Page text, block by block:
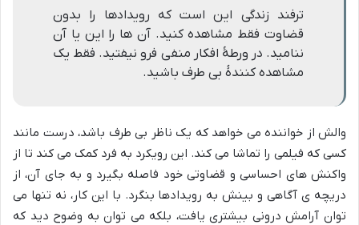
ترفند زندگی این است که رویدادها را بدون
قضاوت فقط مشاهده کنید. آن ها را این یا آن
ننامید. در ورطۀ افکار منفی فرو نیفتید. فقط یک
مشاهده کنندۀ بی طرف باشید.
والش از خواننده می خواهد که یک ناظر بی طرف باشد، درست مانند
کسی که فیلمی را تماشا می کند. این رویکرد به فرد کمک می کند تا از
واکنش های احساسی و قضاوتی خود فاصله بگیرد و به جای آن، از
دریچه ی آگاهی و بینش به رویدادها بنگرد. با این کار، نه تنها می
توان آرامش درونی بیشتری یافت، بلکه می توان به وضوح دید که